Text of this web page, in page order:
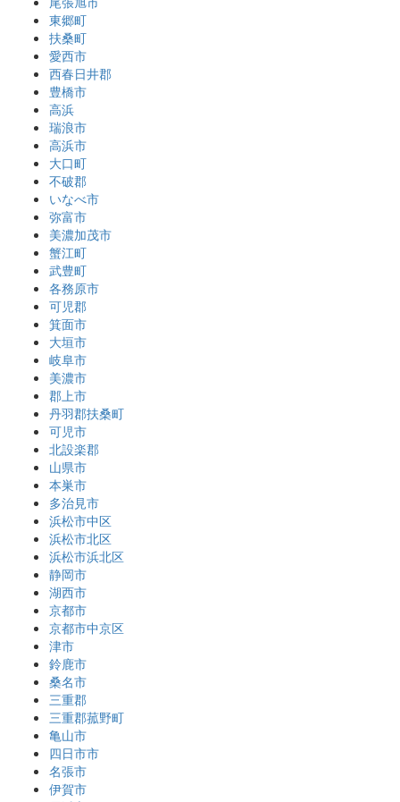
東郷町
扶桑町
愛西市
西春日井郡
豊橋市
高浜
瑞浪市
高浜市
大口町
不破郡
いなべ市
弥富市
美濃加茂市
蟹江町
武豊町
各務原市
可児郡
箕面市
大垣市
岐阜市
美濃市
郡上市
丹羽郡扶桑町
可児市
北設楽郡
山県市
本巣市
多治見市
浜松市中区
浜松市北区
浜松市浜北区
静岡市
湖西市
京都市
京都市中京区
津市
鈴鹿市
桑名市
三重郡
三重郡菰野町
亀山市
四日市市
名張市
伊賀市